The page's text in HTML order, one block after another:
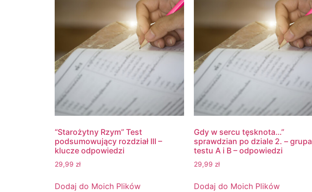
“Starożytny Rzym” Test
podsumowujący rozdział III –
klucze odpowiedzi
29,99 zł
Dodaj do Moich Plików
Gdy w sercu tęsknota…”
sprawdzian po dziale 2. – grupa
testu A i B – odpowiedzi
29,99 zł
Dodaj do Moich Plików